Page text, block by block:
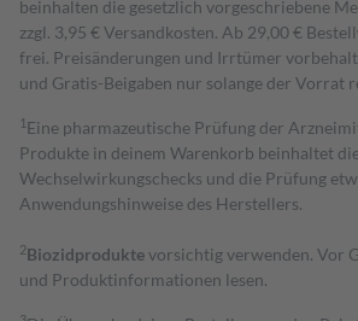
beinhalten die gesetzlich vorgeschriebene
zzgl. 3,95 € Versandkosten. Ab 29,00 €
frei. Preisänderungen und Irrtümer
und Gratis-Beigaben nur solange der Vorrat
1 Eine pharmazeutische Prüfung der
Produkte in deinem Warenkorb beinhaltet
Wechselwirkungschecks und die Prüfung
Anwendungshinweise des Herstellers.
2Biozidproduktevorsichtig verwenden. Vor
und Produktinformationen lesen.